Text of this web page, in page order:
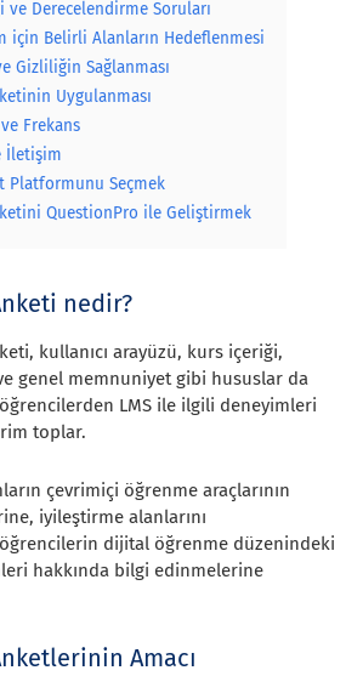
ve Derecelendirme Soruları
için Belirli Alanların Hedeflenmesi
Gizliliğin Sağlanması
Uygulanması
Frekans
İletişim
Platformunu Seçmek
QuestionPro ile Geliştirmek
nedir?
kullanıcı arayüzü, kurs içeriği,
genel memnuniyet gibi hususlar da
LMS ile ilgili deneyimleri
toplar.
çevrimiçi öğrenme araçlarının
iyileştirme alanlarını
dijital öğrenme düzenindeki
hakkında bilgi edinmelerine
Amacı